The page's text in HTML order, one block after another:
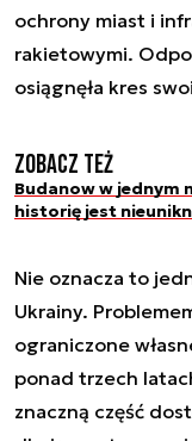
ochrony miast i
rakietowymi.
osiągnęła kres
Zobacz też
Budanow w jednym
historię jest
Nie oznacza to
Ukrainy.
ograniczone
ponad trzech
znaczną część